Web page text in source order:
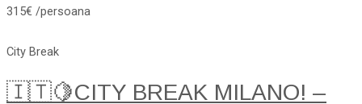
315€ /persoana
City Break
🇮🇹🍋CITY BREAK MILANO! –